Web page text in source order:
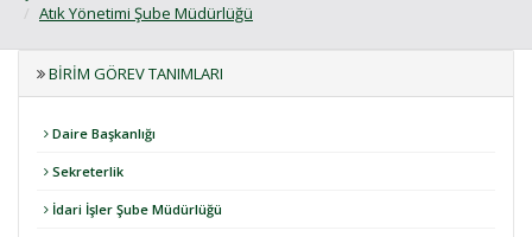
Atık Yönetimi Şube Müdürlüğü
BIRIM GÖREV TANIMLARI
Daire Başkanlığı
Sekreterlik
İdari İşler Şube Müdürlüğü